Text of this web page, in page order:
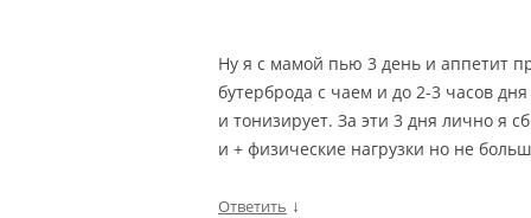
Ну я с мамой пью 3 день и аппетит
бутерброда с чаем и до 2-3 часов
и тонизирует. За эти 3 дня лично я
и + физические нагрузки но не
Ответить ↓